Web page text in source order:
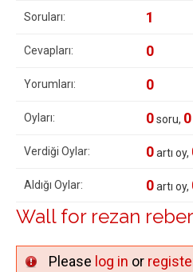
Soruları: 1
Cevapları: 0
Yorumları: 0
Oyları: 0soru, 0
Verdiği Oylar: 0artı oy,
Aldığı Oylar: 0artı oy,
Wall for rezan reber
Please log in or